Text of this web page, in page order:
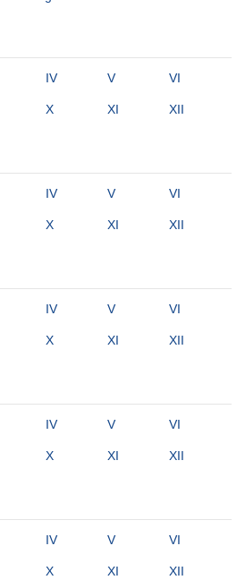
IV V VI
X XI XII
IV V VI
X XI XII
IV V VI
X XI XII
IV V VI
X XI XII
IV V VI
X XI XII